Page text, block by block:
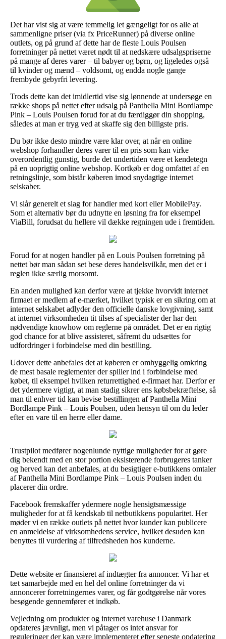
Det har vist sig at være temmelig let gængeligt for os alle at
sammenligne priser (via fx PriceRunner) på diverse online
outlets, og på grund af dette har de fleste Louis Poulsen
forretninger på nettet været nødt til at nedskære udsalgspriserne
på mange af deres varer – til babyer og børn, og ligeledes også
til kvinder og mænd – voldsomt, og endda nogle gange
frembyde gebyrfri levering.
Trods dette kan det imidlertid vise sig lønnende at undersøge en
række shops på nettet efter udsalg på Panthella Mini Bordlampe
Pink – Louis Poulsen forud for at du færdiggør din shopping,
således at man er tryg ved at skaffe sig den billigste pris.
Du bør ikke desto mindre være klar over, at når en online
webshop forhandler deres varer til en pris som kan virke
overordentlig gunstig, burde det undertiden være et kendetegn
på en uoprigtig online webshop. Kortkøb er dog omfattet af en
retningslinje, som bistår køberen imod snydagtige internet
selskaber.
Vi slår generelt et slag for handler med kort eller MobilePay.
Som et alternativ bør du udnytte en løsning fra for eksempel
ViaBill, forudsat du hellere vil dække regningen ude i fremtiden.
Forud for at nogen handler på en Louis Poulsen forretning på
nettet bør man sådan set bese deres handelsvilkår, men det er i
reglen ikke særlig morsomt.
En anden mulighed kan derfor være at tjekke hvorvidt internet
firmaet er medlem af e-mærket, hvilket typisk er en sikring om at
internet selskabet adlyder den officielle danske lovgivning, samt
at internet virksomheden tit tilses af specialister der har den
nødvendige knowhow om reglerne på området. Det er en rigtig
god chance for at blive assisteret, såfremt du udsættes for
udfordringer i forbindelse med din bestilling.
Udover dette anbefales det at køberen er omhyggelig omkring
de mest basale reglementer der spiller ind i forbindelse med
købet, til eksempel hvilken returrettighed e-firmaet har. Derfor er
det ydermere vigtigt, at man stadig sikrer ens købsbekræftelse, så
man til enhver tid kan bevise bestillingen af Panthella Mini
Bordlampe Pink – Louis Poulsen, uden hensyn til om du leder
efter en vare til en herre eller dame.
Trustpilot medfører nogenlunde nyttige muligheder for at gøre
dig bekendt med en stor portion eksisterende forbrugeres tanker
og herved kan det anbefales, at du besigtiger e-butikkens omtaler
af Panthella Mini Bordlampe Pink – Louis Poulsen inden du
placerer din ordre.
Facebook fremskaffer ydermere nogle hensigtsmæssige
muligheder for at få kendskab til netbutikkens popularitet. Her
møder vi en række outlets på nettet hvor kunder kan publicere
en anmeldelse af virksomhedens service, hvilket desuden kan
benyttes til vurdering af tilfredsheden hos kunderne.
Dette website er finansieret af indtægter fra annoncer. Vi har et
tæt samarbejde med en hel del online forretninger da vi
annoncerer forretningernes varer, og får godtgørelse når vores
besøgende gennemfører et indkøb.
Vejledning om produkter og internet varehuse i Danmark
opdateres jævnligt, men vi påtager os intet ansvar for
reguleringer der kan være implementeret efter seneste opdatering